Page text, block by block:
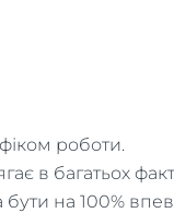
роботи.
в багатьох
бути на 100%